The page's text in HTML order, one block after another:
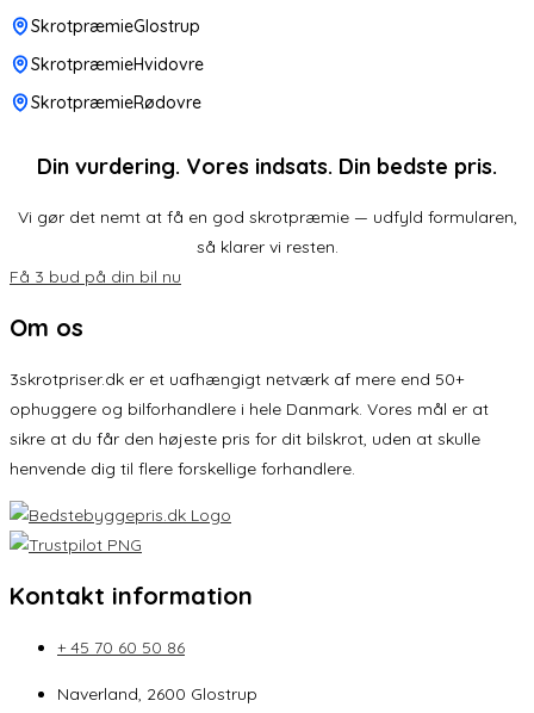
SkrotpræmieGlostrup
SkrotpræmieHvidovre
SkrotpræmieRødovre
Din vurdering. Vores indsats. Din bedste pris.
Vi gør det nemt at få en god skrotpræmie — udfyld formularen,
så klarer vi resten.
Få 3 bud på din bil nu
Om os
3skrotpriser.dk er et uafhængigt netværk af mere end 50+
ophuggere og bilforhandlere i hele Danmark. Vores mål er at
sikre at du får den højeste pris for dit bilskrot, uden at skulle
henvende dig til flere forskellige forhandlere.
Kontakt information
+ 45 70 60 50 86
Naverland, 2600 Glostrup